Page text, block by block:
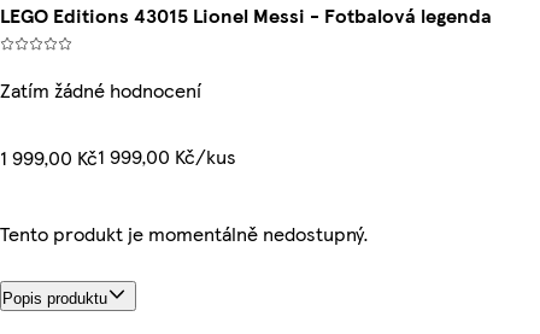
LEGO Editions 43015 Lionel Messi - Fotbalová legenda
Zatím žádné hodnocení
1 999,00 Kč1 999,00 Kč/kus
Tento produkt je momentálně nedostupný.
Popis produktu